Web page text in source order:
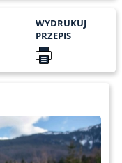
WYDRUKUJ
PRZEPIS